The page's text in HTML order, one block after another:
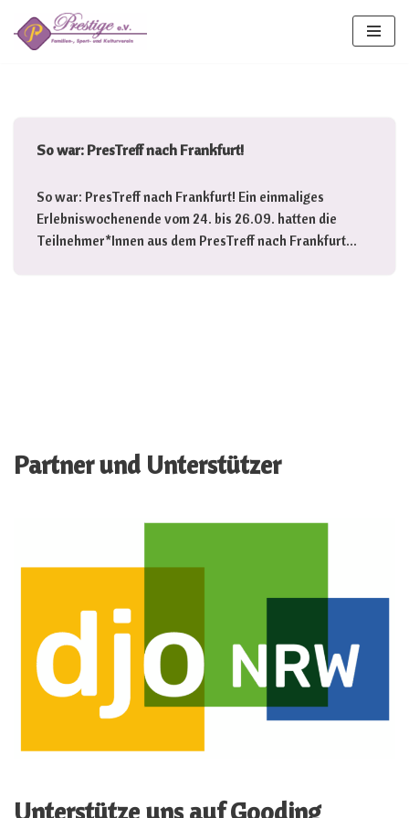
Zum
So war: PresTreff nach Frankfurt!
So war: PresTreff nach Frankfurt! Ein einmaliges
Erlebniswochenende vom 24. bis 26.09. hatten die
Teilnehmer*Innen aus dem PresTreff nach Frankfurt…
Partner und Unterstützer
Unterstütze uns auf Gooding